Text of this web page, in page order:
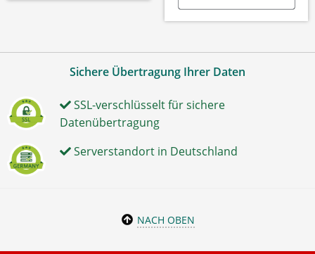
Sichere Übertragung Ihrer Daten
SSL-verschlüsselt für sichere
Datenübertragung
Serverstandort in Deutschland
NACH OBEN